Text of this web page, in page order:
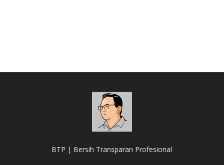
BTP | Bersih Transparan Profesional